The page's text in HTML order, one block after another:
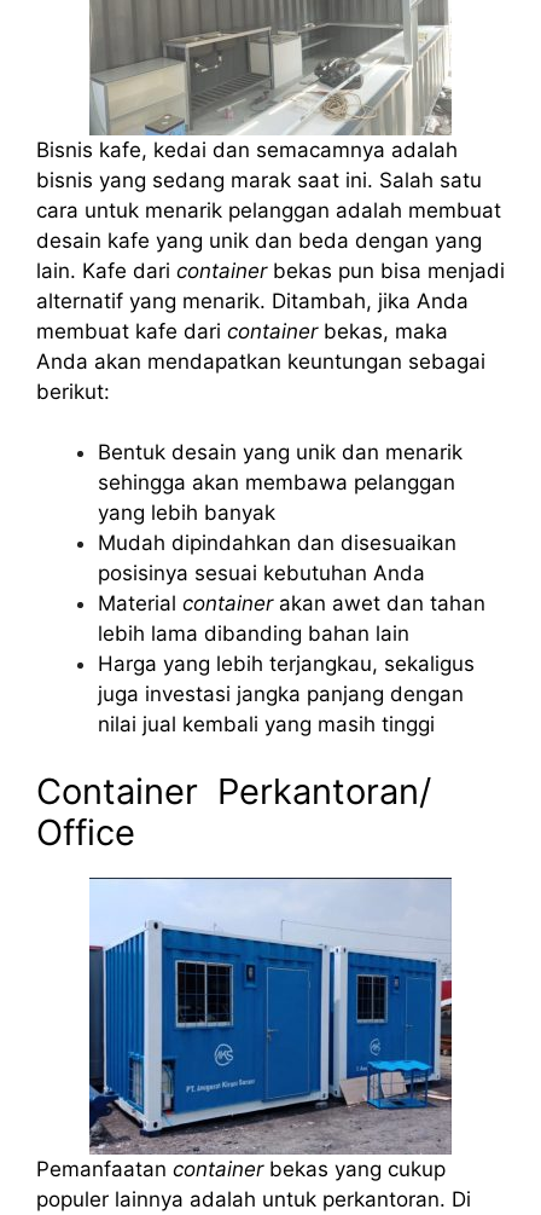
Bisnis kafe, kedai dan semacamnya adalah
bisnis yang sedang marak saat ini. Salah satu
cara untuk menarik pelanggan adalah membuat
desain kafe yang unik dan beda dengan yang
lain. Kafe dari containerbekas pun bisa menjadi
alternatif yang menarik. Ditambah, jika Anda
membuat kafe dari containerbekas, maka
Anda akan mendapatkan keuntungan sebagai
berikut:
Bentuk desain yang unik dan menarik
sehingga akan membawa pelanggan
yang lebih banyak
Mudah dipindahkan dan disesuaikan
posisinya sesuai kebutuhan Anda
Material containerakan awet dan tahan
lebih lama dibanding bahan lain
Harga yang lebih terjangkau, sekaligus
juga investasi jangka panjang dengan
nilai jual kembali yang masih tinggi
Container Perkantoran/
Office
Pemanfaatan containerbekas yang cukup
populer lainnya adalah untuk perkantoran. Di